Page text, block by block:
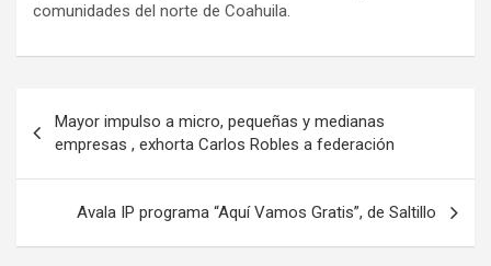
comunidades del norte de Coahuila.
de
entradas
Mayor impulso a micro, pequeñas y medianas
empresas , exhorta Carlos Robles a federación
Avala IP programa “Aquí Vamos Gratis”, de Saltillo